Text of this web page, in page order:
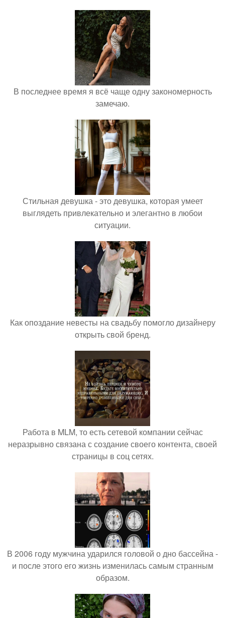
В последнее время я всё чаще одну закономерность
замечаю.
Стильная девушка - это девушка, которая умеет
выглядеть привлекательно и элегантно в любои
ситуации.
Как опоздание невесты на свадьбу помогло дизайнеру
открыть свой бренд.
Работа в MLM, то есть сетевой компании сейчас
неразрывно связана с создание своего контента, своей
страницы в соц сетях.
В 2006 году мужчина ударился головой о дно бассейна -
и после этого его жизнь изменилась самым странным
образом.